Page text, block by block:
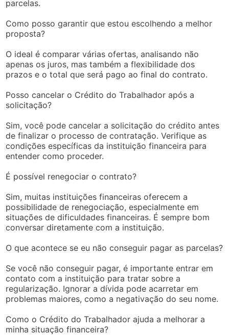
parcelas.
Como posso garantir que estou escolhendo a melhor
proposta?
O ideal é comparar várias ofertas, analisando não
apenas os juros, mas também a flexibilidade dos
prazos e o total que será pago ao final do contrato.
Posso cancelar o Crédito do Trabalhador após a
solicitação?
Sim, você pode cancelar a solicitação do crédito antes
de finalizar o processo de contratação. Verifique as
condições específicas da instituição financeira para
entender como proceder.
É possível renegociar o contrato?
Sim, muitas instituições financeiras oferecem a
possibilidade de renegociação, especialmente em
situações de dificuldades financeiras. É sempre bom
conversar diretamente com a instituição.
O que acontece se eu não conseguir pagar as parcelas?
Se você não conseguir pagar, é importante entrar em
contato com a instituição para tratar sobre a
regularização. Ignorar a dívida pode acarretar em
problemas maiores, como a negativação do seu nome.
Como o Crédito do Trabalhador ajuda a melhorar a
minha situação financeira?